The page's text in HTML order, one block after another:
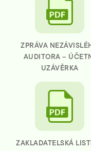
ZPRÁVA
AUDITORA –
UZÁVĚRKA
ZAKLADATELSKÁ